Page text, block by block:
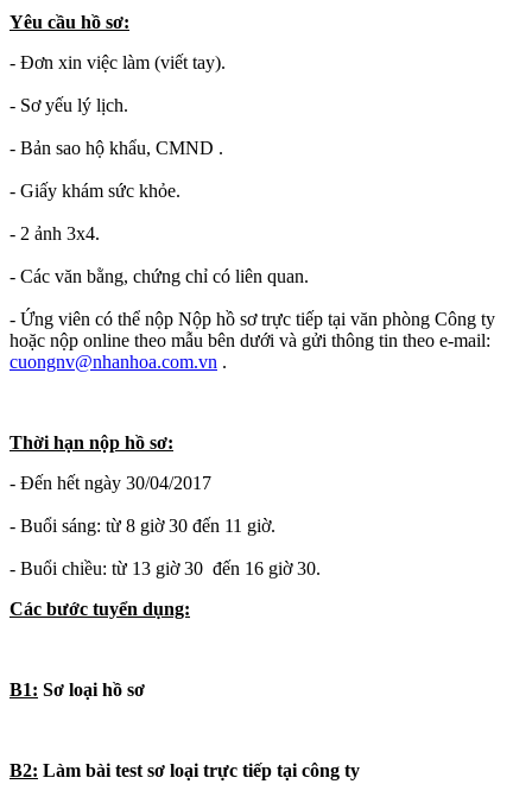
Yêu cầu hồ sơ:
- Đơn xin việc làm (viết tay).
- Sơ yếu lý lịch.
- Bản sao hộ khẩu, CMND .
- Giấy khám sức khỏe.
- 2 ảnh 3x4.
- Các văn bằng, chứng chỉ có liên quan.
- Ứng viên có thể nộp Nộp hồ sơ trực tiếp tại văn phòng Công ty
hoặc nộp online theo mẫu bên dưới và gửi thông tin theo e-mail:
cuongnv@nhanhoa.com.vn .
Thời hạn nộp hồ sơ:
- Đến hết ngày 30/04/2017
- Buổi sáng: từ 8 giờ 30 đến 11 giờ.
- Buổi chiều: từ 13 giờ 30 đến 16 giờ 30.
Các bước tuyển dụng:
B1: Sơ loại hồ sơ
B2: Làm bài test sơ loại trực tiếp tại công ty